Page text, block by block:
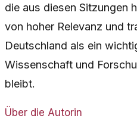
die aus diesen Sitzungen
von hoher Relevanz und
Deutschland als ein
Wissenschaft und
bleibt.
Über die Autorin